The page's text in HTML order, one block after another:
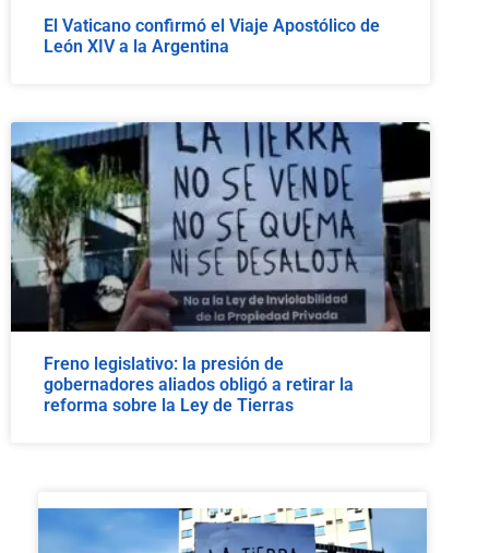
El Vaticano confirmó el Viaje Apostólico de
León XIV a la Argentina
Freno legislativo: la presión de
gobernadores aliados obligó a retirar la
reforma sobre la Ley de Tierras